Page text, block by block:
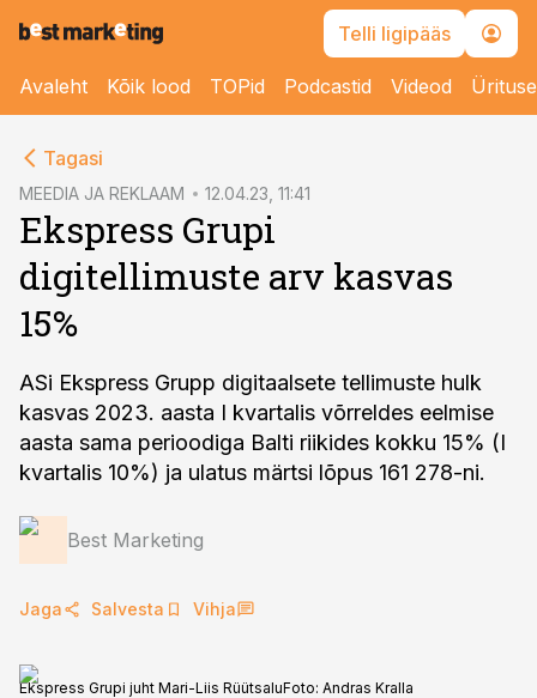
Telli ligipääs
Avaleht Kõik lood TOPid Podcastid Videod
Tagasi
MEEDIA JA REKLAAM 12.04.23, 11:41
Ekspress Grupi
digitellimuste arv kasvas
15%
ASi Ekspress Grupp digitaalsete tellimuste hulk
kasvas 2023. aasta I kvartalis võrreldes eelmise
aasta sama perioodiga Balti riikides kokku 15% (I
kvartalis 10%) ja ulatus märtsi lõpus 161 278-ni.
Best Marketing
Jaga Salvesta Vihja
Ekspress Grupi juht Mari-Liis RüütsaluFoto: Andras Kralla